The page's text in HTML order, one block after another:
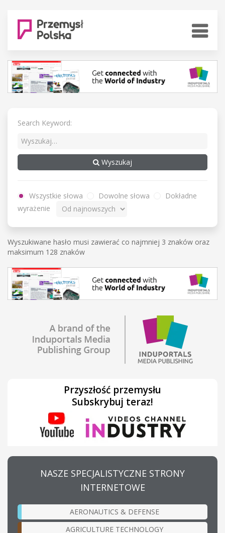
Search Keyword:
Wyszukaj
Wszystkie słowa Dowolne słowa
Dokładne
wyrażenie
Wyszukiwane hasło musi zawierać co najmniej 3 znaków oraz
maksimum 128 znaków
Przyszłość przemysłu
Subskrybuj teraz!
NASZE SPECJALISTYCZNE STRONY
INTERNETOWE
AERONAUTICS & DEFENSE
AGRICULTURE TECHNOLOGY